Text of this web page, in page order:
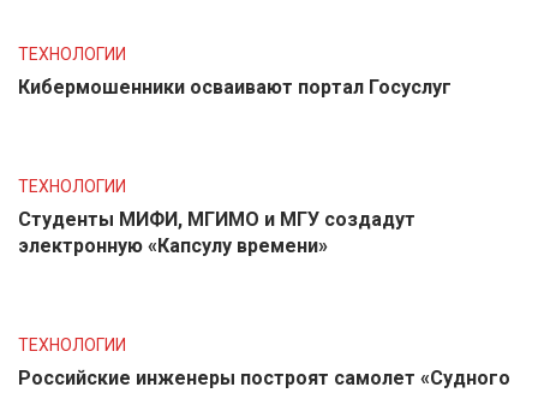
ТЕХНОЛОГИИ
Кибермошенники осваивают портал Госуслуг
ТЕХНОЛОГИИ
Студенты МИФИ, МГИМО и МГУ создадут
электронную «Капсулу времени»
ТЕХНОЛОГИИ
Российские инженеры построят самолет «Судного